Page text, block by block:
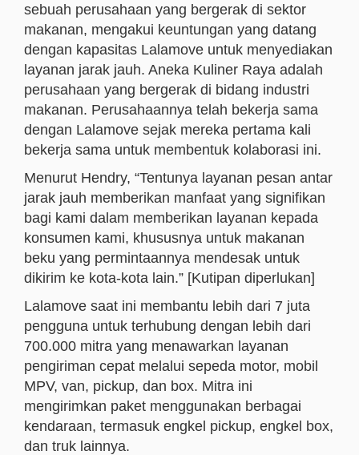
sebuah perusahaan yang bergerak di sektor
makanan, mengakui keuntungan yang datang
dengan kapasitas Lalamove untuk menyediakan
layanan jarak jauh. Aneka Kuliner Raya adalah
perusahaan yang bergerak di bidang industri
makanan. Perusahaannya telah bekerja sama
dengan Lalamove sejak mereka pertama kali
bekerja sama untuk membentuk kolaborasi ini.
Menurut Hendry, “Tentunya layanan pesan antar
jarak jauh memberikan manfaat yang signifikan
bagi kami dalam memberikan layanan kepada
konsumen kami, khususnya untuk makanan
beku yang permintaannya mendesak untuk
dikirim ke kota-kota lain.” [Kutipan diperlukan]
Lalamove saat ini membantu lebih dari 7 juta
pengguna untuk terhubung dengan lebih dari
700.000 mitra yang menawarkan layanan
pengiriman cepat melalui sepeda motor, mobil
MPV, van, pickup, dan box. Mitra ini
mengirimkan paket menggunakan berbagai
kendaraan, termasuk engkel pickup, engkel box,
dan truk lainnya.